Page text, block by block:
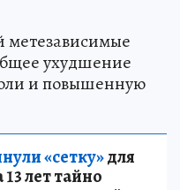
метезависимые
ухудшение
и повышенную
«сетку»для
лет тайно